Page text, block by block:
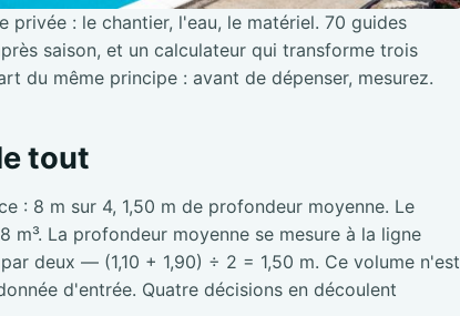
privée : le chantier, l'eau, le matériel. 70 guides
saison, et un calculateur qui transforme trois
du même principe : avant de dépenser, mesurez.
tout
: 8 m sur 4, 1,50 m de profondeur moyenne. Le
La profondeur moyenne se mesure à la ligne
deux — (1,10 + 1,90) ÷ 2 = 1,50 m. Ce volume n'est
d'entrée. Quatre décisions en découlent